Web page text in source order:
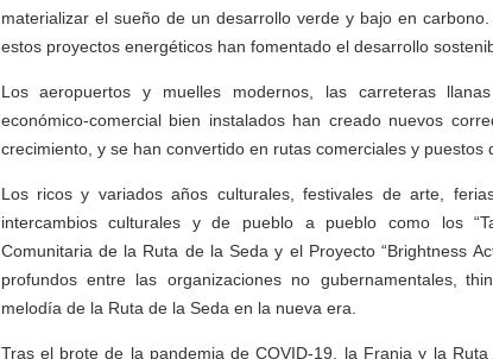
materializar el sueño de un desarrollo verde y bajo en
estos proyectos energéticos han fomentado el desarrollo
Los aeropuertos y muelles modernos, las carreteras
económico-comercial bien instalados han creado nuevos
crecimiento, y se han convertido en rutas comerciales y puestos
Los ricos y variados años culturales, festivales de arte,
intercambios culturales y de pueblo a pueblo como los
Comunitaria de la Ruta de la Seda y el Proyecto “Brightness
profundos entre las organizaciones no gubernamentales,
melodía de la Ruta de la Seda en la nueva era.
Tras el brote de la pandemia de COVID-19, la Franja y la